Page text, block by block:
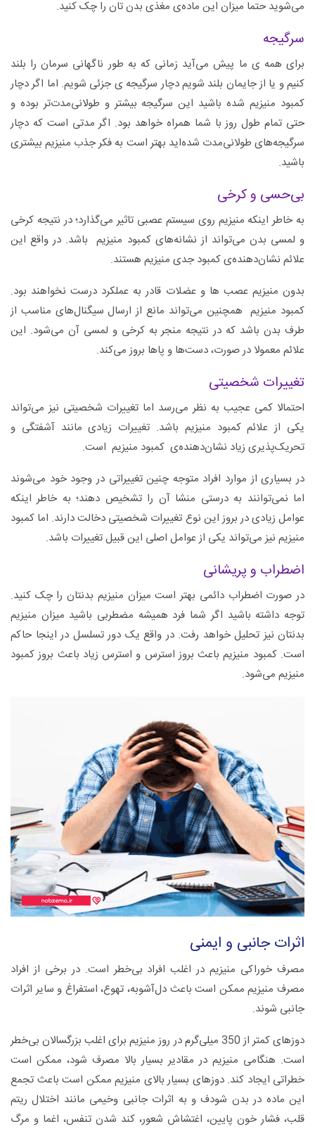
می‌شوید حتما میزان این ماده‌ی مغذی بدن تان را چک کنید.
سرگیجه
برای همه ی ما پیش می‌آید زمانی که به طور ناگهانی سرمان را بلند
کنیم و یا از جایمان بلند شویم دچار سرگیجه ی جزئی شویم. اما اگر دچار
کمبود منیزیم شده باشید این سرگیجه بیشتر و طولانی‌مدت‌تر بوده و
حتی تمام طول روز با شما همراه خواهد بود. اگر مدتی است که دچار
سرگیجه‌های طولانی‌مدت شده‌اید بهتر است به فکر جذب منیزیم بیشتری
باشید.
بی‌حسی و کرخی
به خاطر اینکه منیزیم روی سیستم عصبی تاثیر می‌گذارد؛ در نتیجه کرخی
و لمسی بدن می‌تواند از نشانه‌های کمبود منیزیم باشد. در واقع این
علائم نشان‌دهنده‌ی کمبود جدی منیزیم هستند.
بدون منیزیم عصب ها و عضلات قادر به عملکرد درست نخواهند بود.
کمبود منیزیم همچنین می‌تواند مانع از ارسال سیگنال‌های مناسب از
طرف بدن باشد که در نتیجه منجر به کرخی و لمسی آن می‌شود. این
علائم معمولا در صورت، دست‌ها و پاها بروز می‌کند.
تغییرات شخصیتی
احتمالا کمی عجیب به نظر می‌رسد اما تغییرات شخصیتی نیز می‌تواند
یکی از علائم کمبود منیزیم باشد. تغییرات زیادی مانند آشفتگی و
تحریک‌پذیری زیاد نشان‌دهنده‌ی کمبود منیزیم است.
در بسیاری از موارد افراد متوجه چنین تغییراتی در وجود خود می‌شوند
اما نمی‌توانند به درستی منشا آن را تشخیص دهند؛ به خاطر اینکه
عوامل زیادی در بروز این نوع تغییرات شخصیتی دخالت دارند. اما کمبود
منیزیم نیز می‌تواند یکی از عوامل اصلی این قبیل تغییرات باشد.
اضطراب و پریشانی
در صورت اضطراب دائمی بهتر است میزان منیزیم بدنتان را چک کنید.
توجه داشته باشید اگر شما فرد همیشه مضطربی باشید میزان منیزیم
بدنتان نیز تحلیل خواهد رفت. در واقع یک دور تسلسل در اینجا حاکم
است. کمبود منیزیم باعث بروز استرس و استرس زیاد باعث بروز کمبود
منیزیم می‌شود.
اثرات جانبی و ایمنی
مصرف خوراکی منیزیم در اغلب افراد بی‌خطر است. در برخی از افراد
مصرف منیزیم ممکن است باعث دل‌آشوبه، تهوع، استفراغ و سایر اثرات
جانبی شوند.
دوزهای کمتر از 350 میلی‌گرم در روز منیزیم برای اغلب بزرگسالان بی‌خطر
است. هنگامی منیزیم در مقادیر بسیار بالا مصرف شود، ممکن است
خطراتی ایجاد کند. دوزهای بسیار بالای منیزیم ممکن است باعث تجمع
این ماده در بدن شودف و به اثرات جانبی وخیمی مانند اختلال ریتم
قلب، فشار خون پایین، اغتشاش شعور، کند شدن تنفس، اغما و مرگ